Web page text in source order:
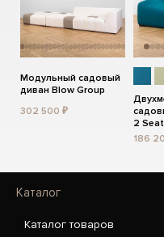
Модульный садовый
диван Blow Group
302 500 ₽
2
186
Каталог
Каталог товаров